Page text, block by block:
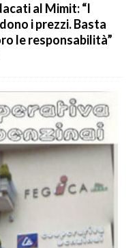
al Mimit: “I
i prezzi. Basta
le responsabilità”